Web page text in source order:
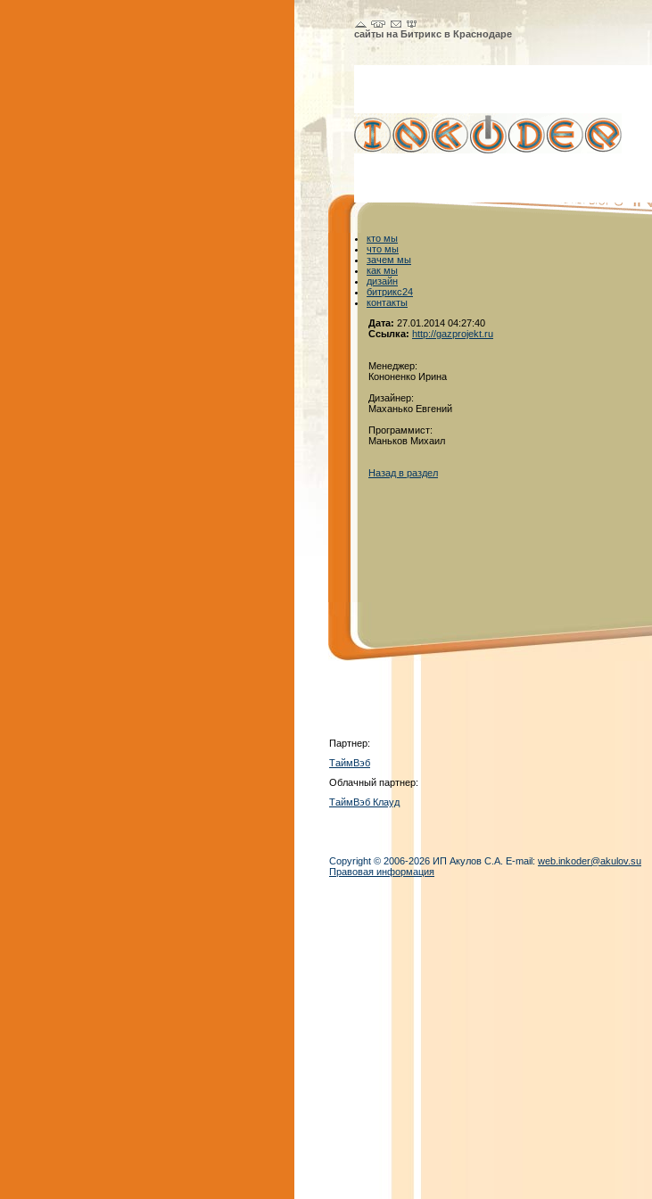
сайты на Битрикс в Краснодаре
кто мы
что мы
зачем мы
как мы
дизайн
битрикс24
контакты
Дата: 27.01.2014 04:27:40
Ссылка: http://gazprojekt.ru
Менеджер:
Кононенко Ирина
Дизайнер:
Маханько Евгений
Программист:
Маньков Михаил
Назад в раздел
Партнер:
ТаймВэб
Облачный партнер:
ТаймВэб Клауд
Copyright © 2006-2026 ИП Акулов С.А. E-mail: web.inkoder@akulov.su
Правовая информация